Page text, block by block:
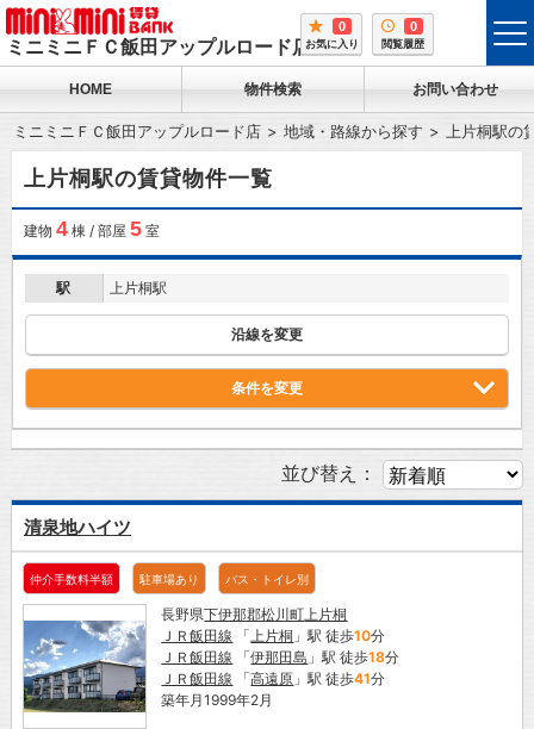
ミニミニＦＣ飯田アップルロード店
0
お気に入り
0
閲覧履歴
HOME 物件検索 お問い合わせ
ミニミニＦＣ飯田アップルロード店 地域・路線から探す 上片桐駅の
上片桐駅の賃貸物件一覧
建物 4棟 / 部屋 5室
駅 上片桐駅
沿線を変更
条件を変更
並び替え：
清泉地ハイツ
仲介手数料半額 駐車場あり バス・トイレ別
長野県下伊那郡松川町上片桐
ＪＲ飯田線 「上片桐 」駅 徒歩10分
ＪＲ飯田線 「伊那田島 」駅 徒歩18分
ＪＲ飯田線 「高遠原 」駅 徒歩41分
築年月1999年2月